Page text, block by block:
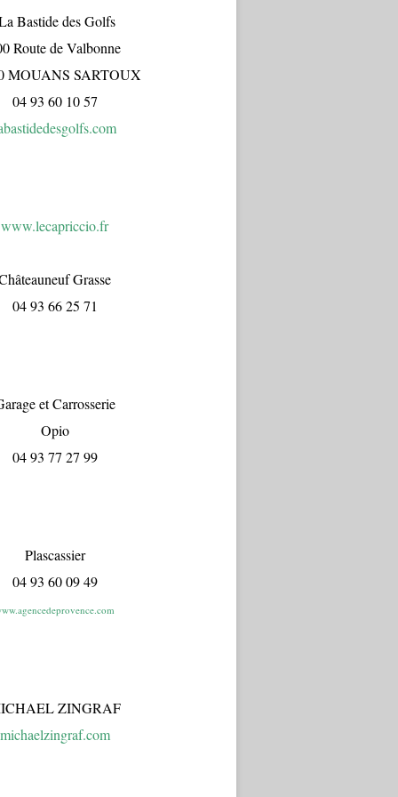
Bastide des Golfs
Route de Valbonne
MOUANS SARTOUX
04 93 60 10 57
www.lecapriccio.fr
Grasse
04 93 66 25 71
et Carrosserie
Opio
04 93 77 27 99
Plascassier
04 93 60 09 49
ZINGRAF
michaelzingraf.com